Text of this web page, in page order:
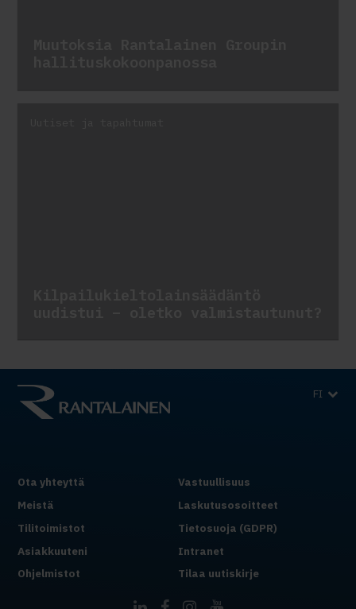
FI
Ota yhteyttä
Meistä
Tilitoimistot
Asiakkuuteni
Ohjelmistot
Vastuullisuus
Laskutusosoitteet
Tietosuoja (GDPR)
Intranet
Tilaa uutiskirje